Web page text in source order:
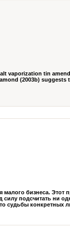
vaporization tin
(2003b)
бизнеса. Этот
силу подсчитать ни
судьбы конкретных